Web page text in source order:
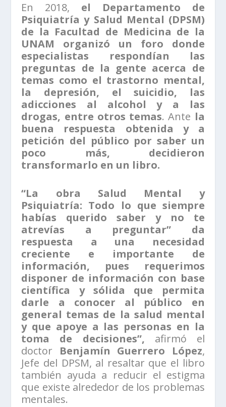
En 2018, el Departamento de
Psiquiatría y Salud Mental (DPSM)
de la Facultad de Medicina de la
UNAM organizó un foro donde
especialistas respondían las
preguntas de la gente acerca de
temas como el trastorno mental,
la depresión, el suicidio, las
adicciones al alcohol y a las
drogas, entre otros temas. Ante la
buena respuesta obtenida y a
petición del público por saber un
poco más, decidieron
transformarlo en un libro.
“La obra Salud Mental y
Psiquiatría: Todo lo que siempre
habías querido saber y no te
atrevías a preguntar” da
respuesta a una necesidad
creciente e importante de
información, pues requerimos
disponer de información con base
científica y sólida que permita
darle a conocer al público en
general temas de la salud mental
y que apoye a las personas en la
toma de decisiones”, afirmó el
doctor Benjamín Guerrero López,
Jefe del DPSM, al resaltar que el libro
también ayuda a reducir el estigma
que existe alrededor de los problemas
mentales.